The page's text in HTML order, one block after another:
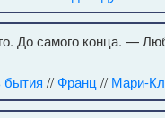
До самого конца. —
бытия //Франц // Мари-